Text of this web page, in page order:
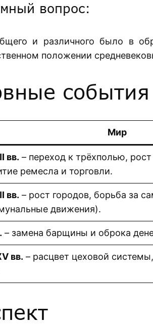
вопрос:
и различного было в
положении
события
Мир
вв. – переход к трёхполью,
ремесла и торговли.
вв. – рост городов, борьба за
движения).
– замена барщины и оброка
вв. – расцвет цеховой